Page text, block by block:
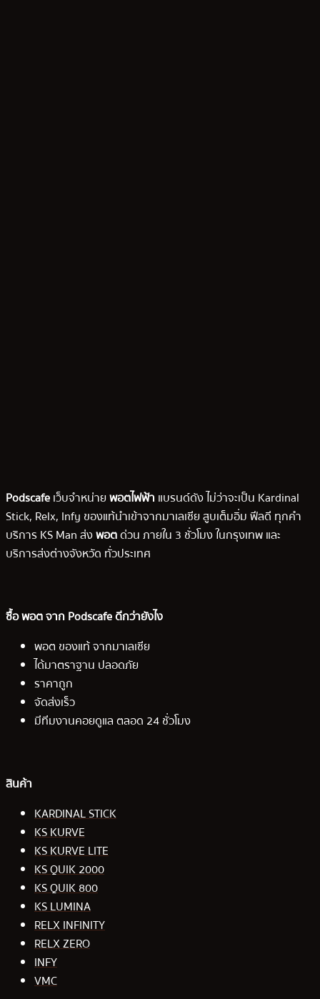
Podscafeเว็บจำหน่ายพอตไฟฟ้า แบรนด์ดัง ไม่ว่าจะเป็น Kardinal
Stick, Relx, Infy ของแท้นำเข้าจากมาเลเซีย สูบเต็มอิ่ม ฟีลดี ทุกคำ
บริการ KS Man ส่งพอตด่วน ภายใน 3 ชั่วโมง ในกรุงเทพ และ
บริการส่งต่างจังหวัด ทั่วประเทศ
ซื้อ พอต จาก Podscafe ดีกว่ายังไง
พอต ของแท้ จากมาเลเซีย
ได้มาตราฐาน ปลอดภัย
ราคาถูก
จัดส่งเร็ว
มีทีมงานคอยดูแล ตลอด 24 ชั่วโมง
สินค้า
KARDINAL STICK
KS KURVE
KS KURVE LITE
KS QUIK 2000
KS QUIK 800
KS LUMINA
RELX INFINITY
RELX ZERO
INFY
VMC